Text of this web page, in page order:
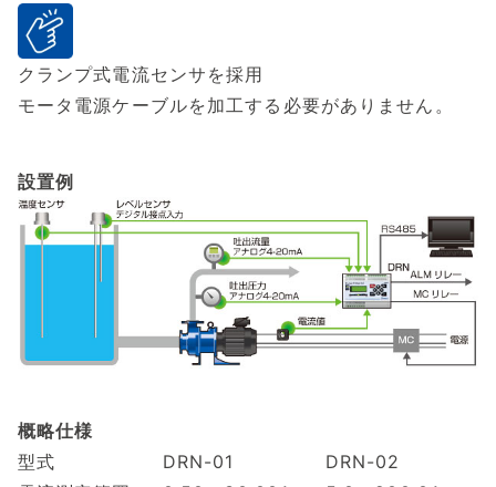
クランプ式電流センサを採用
モータ電源ケーブルを加工する必要がありません。
設置例
概略仕様
型式
DRN-01
DRN-02